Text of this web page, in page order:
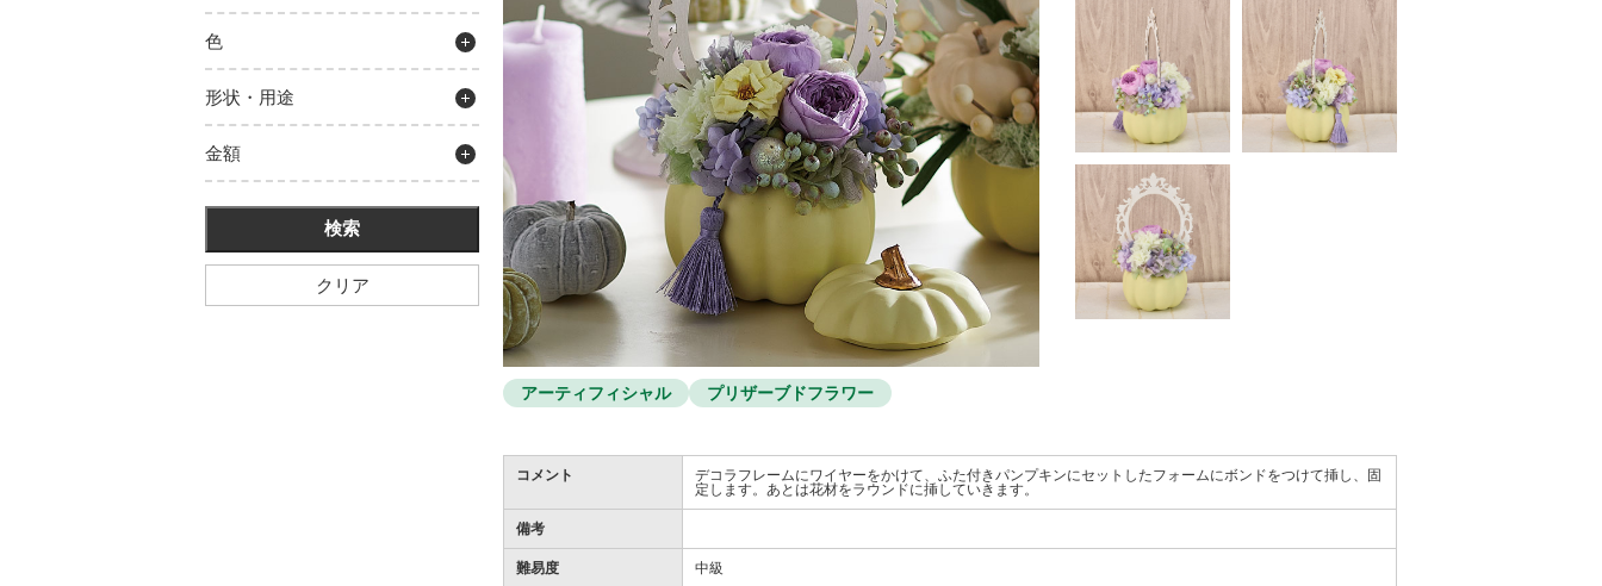
色
形状・用途
金額
クリア
アーティフィシャル プリザーブドフラワー
コメント
デコラフレームにワイヤーをかけて、ふた付きパンプキンにセットしたフォームにボンドをつけて挿し、固
定します。あとは花材をラウンドに挿していきます。
備考
難易度 中級